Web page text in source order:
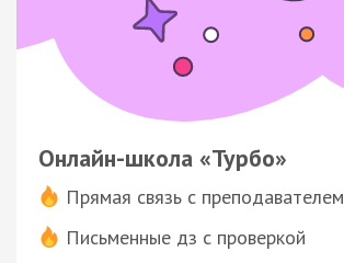
Онлайн-школа «Турбо»
Прямая связь с преподавателем
Письменные дз с проверкой